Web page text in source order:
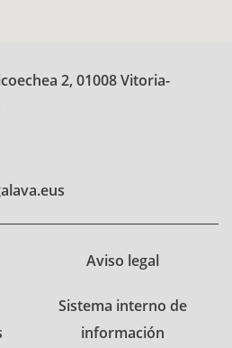
2, 01008 Vitoria-
Aviso legal
Sistema interno de
información